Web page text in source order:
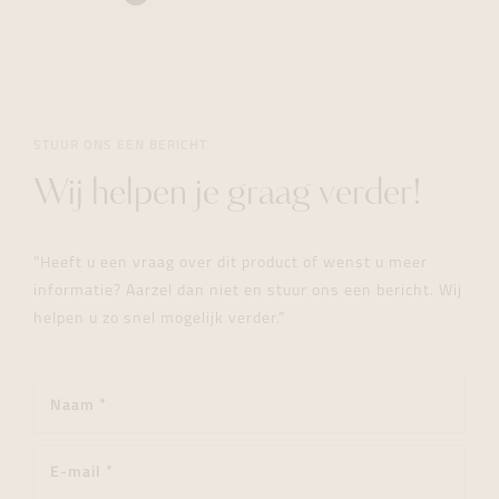
Wij helpen je graag verder!
"Heeft u een vraag over dit product of wenst u meer
informatie? Aarzel dan niet en stuur ons een bericht. Wij
helpen u zo snel mogelijk verder."